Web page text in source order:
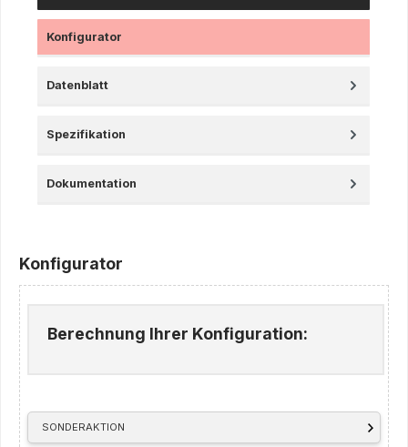
Konfigurator
Datenblatt
Spezifikation
Dokumentation
Konfigurator
SONDERAKTION
Berechnung Ihrer Konfiguration: